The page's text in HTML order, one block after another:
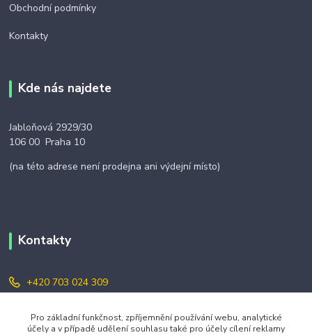
Obchodní podmínky
Kontakty
Kde nás najdete
Jabloňová 2929/30
106 00 Praha 10
(na této adrese není prodejna ani výdejní místo)
Kontakty
+420 703 024 309
objednavky@zavazuj.cz
Pro základní funkčnost, zpříjemnění používání webu, analytické
účely a v případě udělení souhlasu také pro účely cílení reklamy